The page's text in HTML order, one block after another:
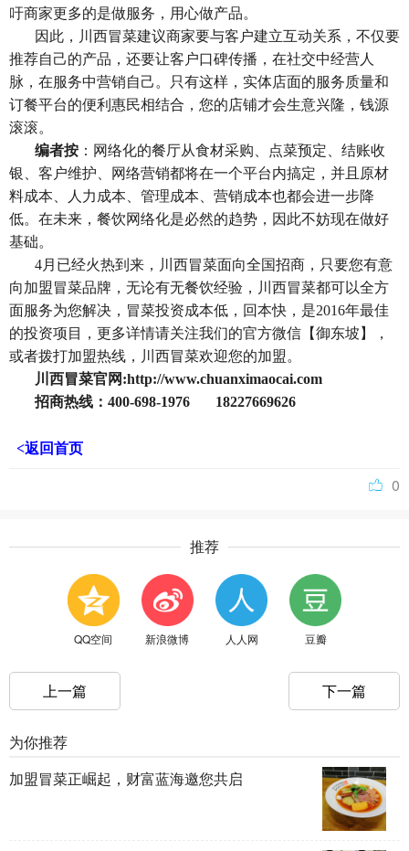
吁商家更多的是做服务，用心做产品。
因此，川西冒菜建议商家要与客户建立互动关系，不仅要
推荐自己的产品，还要让客户口碑传播，在社交中经营人
脉，在服务中营销自己。只有这样，实体店面的服务质量和
订餐平台的便利惠民相结合，您的店铺才会生意兴隆，钱源
滚滚。
编者按 ：网络化的餐厅从食材采购、点菜预定、结账收
银、客户维护、网络营销都将在一个平台内搞定，并且原材
料成本、人力成本、管理成本、营销成本也都会进一步降
低。在未来，餐饮网络化是必然的趋势，因此不妨现在做好
基础。
4月已经火热到来，川西冒菜面向全国招商，只要您有意
向加盟冒菜品牌，无论有无餐饮经验，川西冒菜都可以全方
面服务为您解决，冒菜投资成本低，回本快，是2016年最佳
的投资项目，更多详情请关注我们的官方微信【御东坡】，
或者拨打加盟热线，川西冒菜欢迎您的加盟。
川西冒菜官网:http://www.chuanximaocai.com
招商热线：400-698-1976 18227669626
<返回首页
0
推荐
QQ空间 新浪微博 人人网 豆瓣
上一篇 下一篇
为你推荐
加盟冒菜正崛起，财富蓝海邀您共启